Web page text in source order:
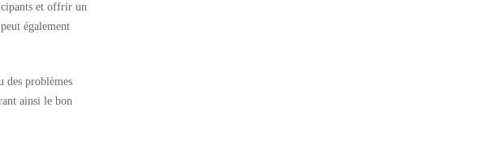
et offrir un
également
des problèmes
ainsi le bon